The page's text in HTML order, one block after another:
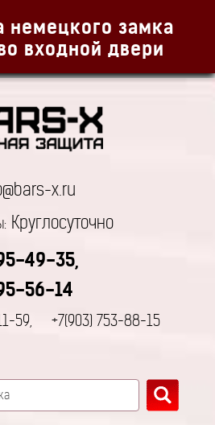
немецкого замка
входной двери
x.ru
Круглосуточно
49-35,
56-14
59, +7(903) 753-88-15